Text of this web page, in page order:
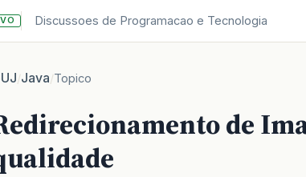
Discussoes de Programacao e Tecnologia
/Java/Topico
de